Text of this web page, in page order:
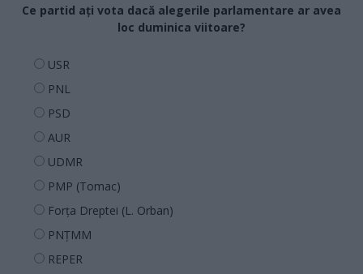
Ce partid ați vota dacă alegerile parlamentare ar avea
loc duminica viitoare?
USR
PNL
PSD
AUR
UDMR
PMP (Tomac)
Forța Dreptei (L. Orban)
PNȚMM
REPER